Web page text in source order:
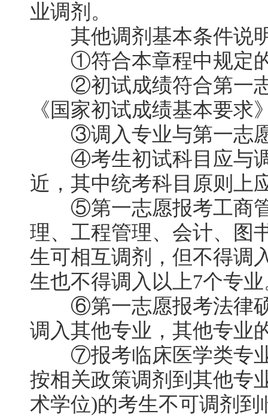
业调剂。
其他调剂基本条件说
①符合本章程中规定的
②初试成绩符合第一志
《国家初试成绩基本要求
③调入专业与第一志愿
④考生初试科目应与调
近，其中统考科目原则上
⑤第一志愿报考工商管
理、工程管理、会计、图
生可相互调剂，但不得调
生也不得调入以上7个专
⑥第一志愿报考法律硕
调入其他专业，其他专业
⑦报考临床医学类专业
按相关政策调剂到其他专
术学位)的考生不可调剂